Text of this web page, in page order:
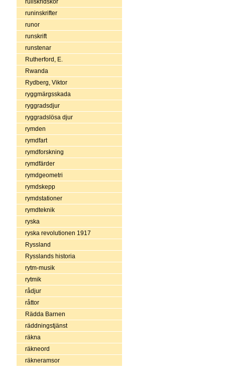
rullskridskor
runinskrifter
runor
runskrift
runstenar
Rutherford, E.
Rwanda
Rydberg, Viktor
ryggmärgsskada
ryggradsdjur
ryggradslösa djur
rymden
rymdfart
rymdforskning
rymdfärder
rymdgeometri
rymdskepp
rymdstationer
rymdteknik
ryska
ryska revolutionen 1917
Ryssland
Rysslands historia
rytm-musik
rytmik
rådjur
råttor
Rädda Barnen
räddningstjänst
räkna
räkneord
räkneramsor